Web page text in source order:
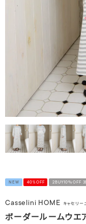
NEW 40%OFF 2BUY10％OFF
Casselini HOME キャセリー
ボーダールームウエ